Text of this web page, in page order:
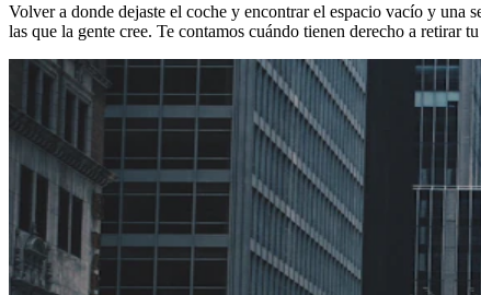
Volver a donde dejaste el coche y encontrar el espacio vacío y una
las que la gente cree. Te contamos cuándo tienen derecho a retirar